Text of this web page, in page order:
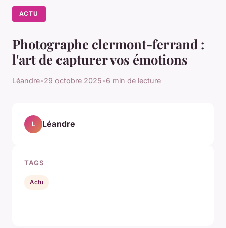
ACTU
Photographe clermont-ferrand :
l'art de capturer vos émotions
Léandre•29 octobre 2025•6 min de lecture
L Léandre
TAGS
Actu